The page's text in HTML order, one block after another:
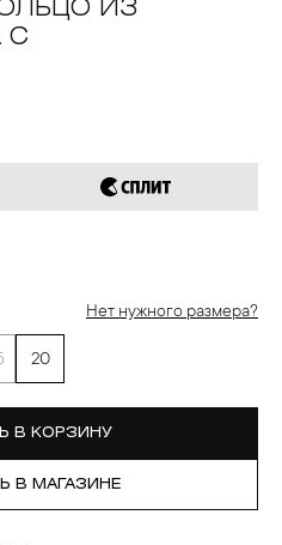
ИЗ
С
Нет нужного размера?
20
В КОРЗИНУ
В МАГАЗИНЕ